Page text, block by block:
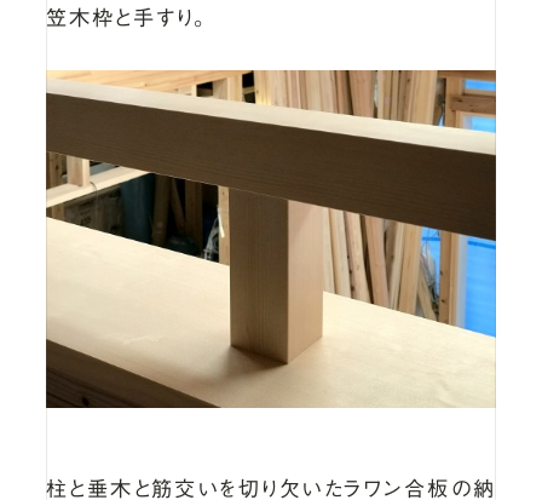
笠木枠と手すり。
柱と垂木と筋交いを切り欠いたラワン合板の納